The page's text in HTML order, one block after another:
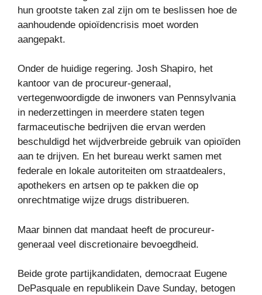
hun grootste taken zal zijn om te beslissen hoe de
aanhoudende opioïdencrisis moet worden
aangepakt.
Onder de huidige regering. Josh Shapiro, het
kantoor van de procureur-generaal,
vertegenwoordigde de inwoners van Pennsylvania
in nederzettingen in meerdere staten tegen
farmaceutische bedrijven die ervan werden
beschuldigd het wijdverbreide gebruik van opioïden
aan te drijven. En het bureau werkt samen met
federale en lokale autoriteiten om straatdealers,
apothekers en artsen op te pakken die op
onrechtmatige wijze drugs distribueren.
Maar binnen dat mandaat heeft de procureur-
generaal veel discretionaire bevoegdheid.
Beide grote partijkandidaten, democraat Eugene
DePasquale en republikein Dave Sunday, betogen